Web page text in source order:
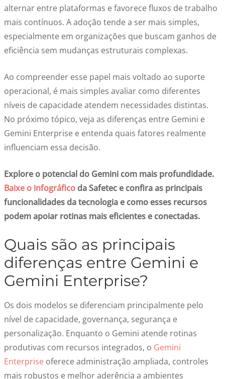
alternar entre plataformas e favorece fluxos de trabalho
mais contínuos. A adoção tende a ser mais simples,
especialmente em organizações que buscam ganhos de
eficiência sem mudanças estruturais complexas.
Ao compreender esse papel mais voltado ao suporte
operacional, é mais simples avaliar como diferentes
níveis de capacidade atendem necessidades distintas.
No próximo tópico, veja as diferenças entre Gemini e
Gemini Enterprise e entenda quais fatores realmente
influenciam essa decisão.
Explore o potencial do Gemini com mais profundidade.
Baixe o infográfico da Safetec e confira as principais
funcionalidades da tecnologia e como esses recursos
podem apoiar rotinas mais eficientes e conectadas.
Quais são as principais
diferenças entre Gemini e
Gemini Enterprise?
Os dois modelos se diferenciam principalmente pelo
nível de capacidade, governança, segurança e
personalização. Enquanto o Gemini atende rotinas
produtivas com recursos integrados, o Gemini
Enterprise oferece administração ampliada, controles
mais robustos e melhor aderência a ambientes